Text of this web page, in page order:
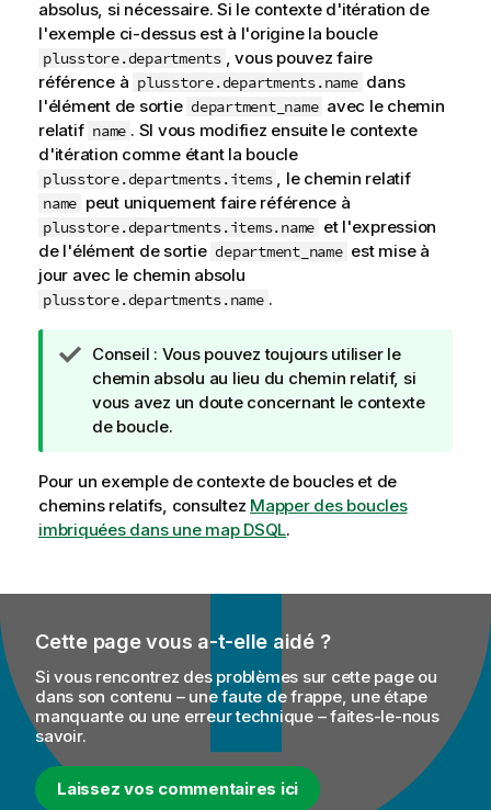
absolus, si nécessaire. Si le contexte d'itération de
l'exemple ci-dessus est à l'origine la boucle
plusstore.departments , vous pouvez faire
référence à plusstore.departments.name dans
l'élément de sortie department_name avec le chemin
relatif name . SI vous modifiez ensuite le contexte
d'itération comme étant la boucle
plusstore.departments.items , le chemin relatif
name peut uniquement faire référence à
plusstore.departments.items.name et l'expression
de l'élément de sortie department_name est mise à
jour avec le chemin absolu
plusstore.departments.name .
N
o
t
e
n
f
o
a
i
n
s
Conseil : Vous pouvez toujours utiliser le
chemin absolu au lieu du chemin relatif, si
vous avez un doute concernant le contexte
de boucle.
Pour un exemple de contexte de boucles et de
chemins relatifs, consultez Mapper des boucles
imbriquées dans une map DSQL.
Cette page vous a-t-elle aidé ?
Si vous rencontrez des problèmes sur cette page ou
dans son contenu – une faute de frappe, une étape
manquante ou une erreur technique – faites-le-nous
savoir.
Laissez vos commentaires ici